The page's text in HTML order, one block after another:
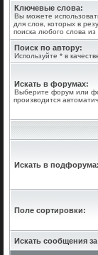
Ключевые слова:
Вы можете
для слов, которых в
поиска любого слова из
Поиск по автору:
Используйте * в
Искать в форумах:
Выберите форум или
производится
Искать в
Поле сортировки:
Искать сообщения